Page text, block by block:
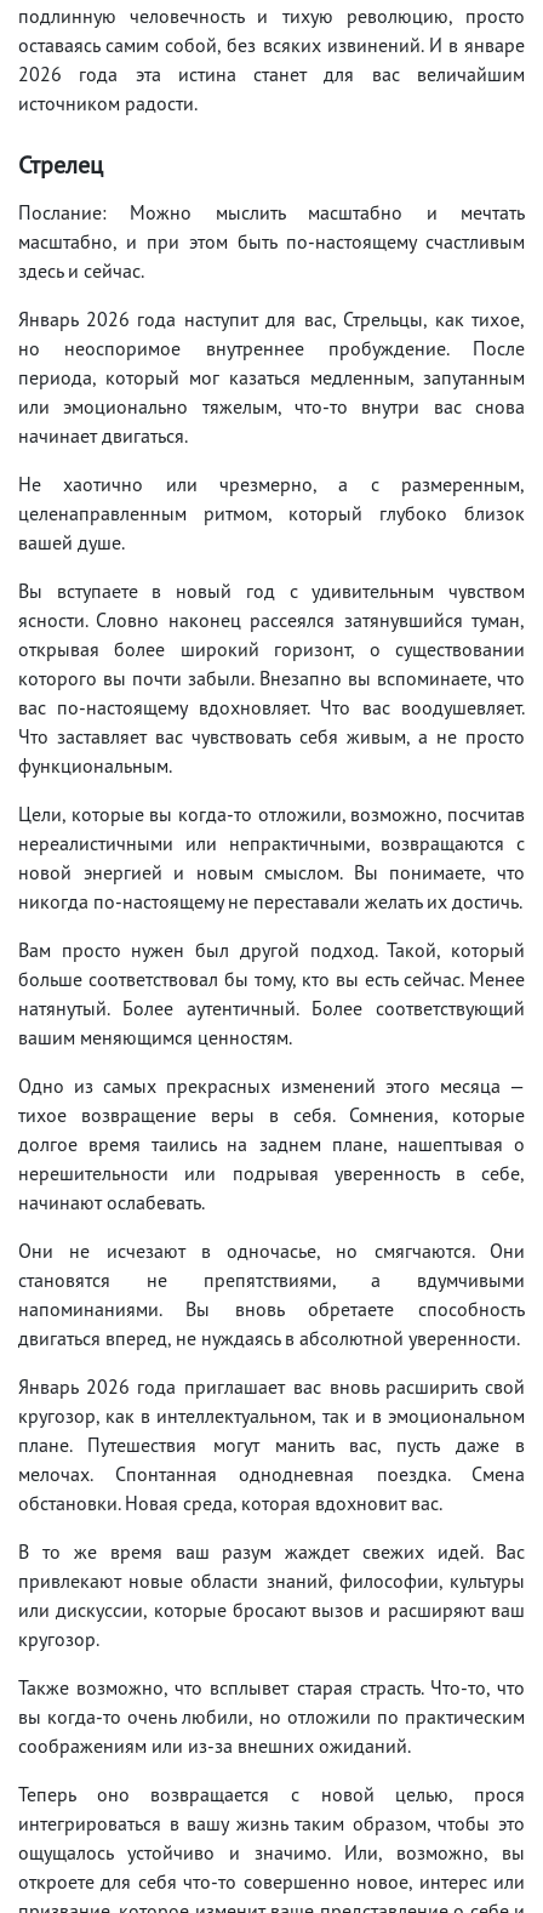
подлинную человечность и тихую революцию, просто
оставаясь самим собой, без всяких извинений. И в январе
2026 года эта истина станет для вас величайшим
источником радости.
Стрелец
Послание: Можно мыслить масштабно и мечтать
масштабно, и при этом быть по-настоящему счастливым
здесь и сейчас.
Январь 2026 года наступит для вас, Стрельцы, как тихое,
но неоспоримое внутреннее пробуждение. После
периода, который мог казаться медленным, запутанным
или эмоционально тяжелым, что-то внутри вас снова
начинает двигаться.
Не хаотично или чрезмерно, а с размеренным,
целенаправленным ритмом, который глубоко близок
вашей душе.
Вы вступаете в новый год с удивительным чувством
ясности. Словно наконец рассеялся затянувшийся туман,
открывая более широкий горизонт, о существовании
которого вы почти забыли. Внезапно вы вспоминаете, что
вас по-настоящему вдохновляет. Что вас воодушевляет.
Что заставляет вас чувствовать себя живым, а не просто
функциональным.
Цели, которые вы когда-то отложили, возможно, посчитав
нереалистичными или непрактичными, возвращаются с
новой энергией и новым смыслом. Вы понимаете, что
никогда по-настоящему не переставали желать их достичь.
Вам просто нужен был другой подход. Такой, который
больше соответствовал бы тому, кто вы есть сейчас. Менее
натянутый. Более аутентичный. Более соответствующий
вашим меняющимся ценностям.
Одно из самых прекрасных изменений этого месяца —
тихое возвращение веры в себя. Сомнения, которые
долгое время таились на заднем плане, нашептывая о
нерешительности или подрывая уверенность в себе,
начинают ослабевать.
Они не исчезают в одночасье, но смягчаются. Они
становятся не препятствиями, а вдумчивыми
напоминаниями. Вы вновь обретаете способность
двигаться вперед, не нуждаясь в абсолютной уверенности.
Январь 2026 года приглашает вас вновь расширить свой
кругозор, как в интеллектуальном, так и в эмоциональном
плане. Путешествия могут манить вас, пусть даже в
мелочах. Спонтанная однодневная поездка. Смена
обстановки. Новая среда, которая вдохновит вас.
В то же время ваш разум жаждет свежих идей. Вас
привлекают новые области знаний, философии, культуры
или дискуссии, которые бросают вызов и расширяют ваш
кругозор.
Также возможно, что всплывет старая страсть. Что-то, что
вы когда-то очень любили, но отложили по практическим
соображениям или из-за внешних ожиданий.
Теперь оно возвращается с новой целью, прося
интегрироваться в вашу жизнь таким образом, чтобы это
ощущалось устойчиво и значимо. Или, возможно, вы
откроете для себя что-то совершенно новое, интерес или